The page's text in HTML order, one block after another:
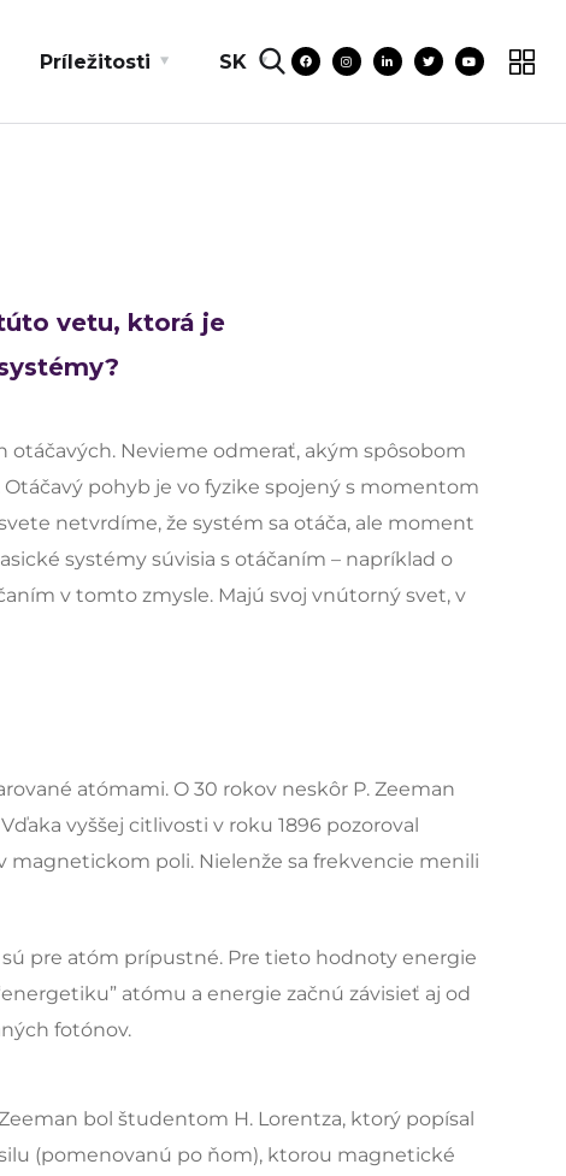
Príležitosti SK
vetu, ktorá je
Nevieme odmerať, akým spôsobom
pohyb je vo fyzike spojený s momentom
netvrdíme, že systém sa otáča, ale moment
systémy súvisia s otáčaním – napríklad o
v tomto zmysle. Majú svoj vnútorný svet, v
atómami. O 30 rokov neskôr P. Zeeman
vyššej citlivosti v roku 1896 pozoroval
poli. Nielenže sa frekvencie menili
pre atóm prípustné. Pre tieto hodnoty energie
atómu a energie začnú závisieť aj od
fotónov.
bol študentom H. Lorentza, ktorý popísal
(pomenovanú po ňom), ktorou magnetické